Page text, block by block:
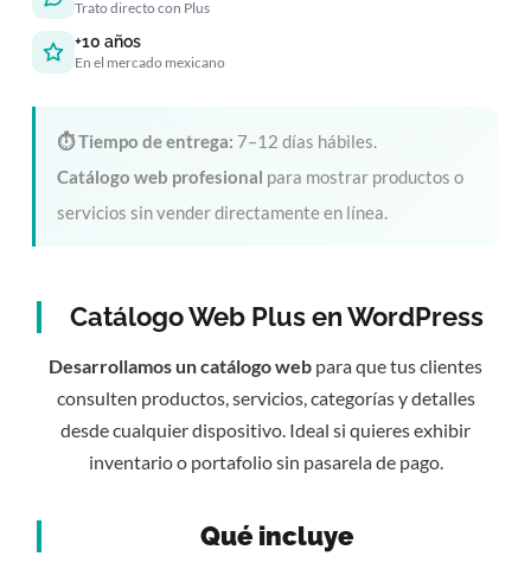
Trato directo con Plus
+10 años
En el mercado mexicano
⏱ Tiempo de entrega: 7–12 días hábiles.
Catálogo web profesional para mostrar productos o
servicios sin vender directamente en línea.
Catálogo Web Plus en WordPress
Desarrollamos un catálogo web para que tus clientes
consulten productos, servicios, categorías y detalles
desde cualquier dispositivo. Ideal si quieres exhibir
inventario o portafolio sin pasarela de pago.
Qué incluye